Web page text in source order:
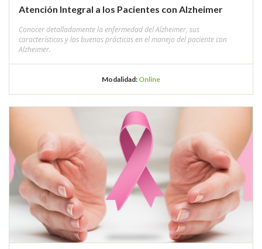
Atención Integral a los Pacientes con Alzheimer
Conocer detalladamente la enfermedad del Alzheimer, sus
características y las buenas prácticas en el manejo del paciente con
Alzheimer.
Modalidad: Online